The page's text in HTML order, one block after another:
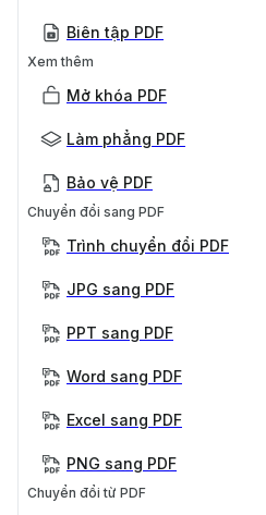
Biên tập PDF
Xem thêm
Mở khóa PDF
Làm phẳng PDF
Bảo vệ PDF
Chuyển đổi sang PDF
Trình chuyển đổi PDF
JPG sang PDF
PPT sang PDF
Word sang PDF
Excel sang PDF
PNG sang PDF
Chuyển đổi từ PDF